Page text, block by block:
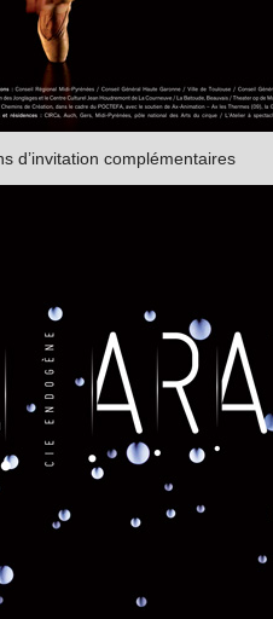
d’invitation complémentaires